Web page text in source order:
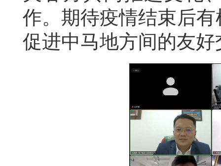
作。期待疫情结束后
促进中马地方间的友